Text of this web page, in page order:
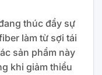
thúc đẩy sự
làm từ sợi tái
sản phẩm này
khi giảm thiểu